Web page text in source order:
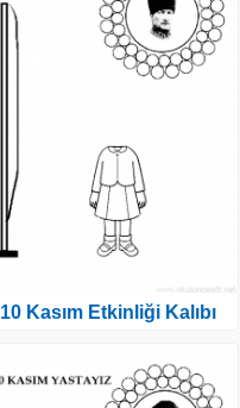
10 Kasım Etkinliği Kalıbı